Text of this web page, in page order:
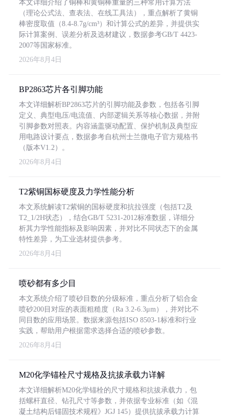
本文详细介绍了铜棒和黄铜棒重量的三种常用计算方法
（理论公式法、查表法、在线工具法），重点解析了黄铜
棒密度取值（8.4-8.7g/cm³）和计算公式的差异，并提供实
际计算案例、误差分析及选材建议，数据参考GB/T 4423-
2007等国家标准。
2026年8月4日
BP2863芯片各引脚功能
本文详细解析BP2863芯片的引脚功能及参数，包括各引脚
定义、典型电压/电流值、内部逻辑关系等核心数据，并附
引脚参数对照表。内容涵盖驱动配置、保护机制及典型应
用电路设计要点，数据参考自杭州士兰微电子官方规格书
（版本V1.2）。
2026年8月4日
T2紫铜国标硬度及力学性能分析
本文系统解读T2紫铜的国标硬度和抗拉强度（包括T2及
T2_1/2H状态），结合GB/T 5231-2012标准数据，详细分
析其力学性能指标及影响因素，并对比不同状态下的金属
特性差异，为工业选材提供参考。
2026年8月4日
喷砂都有多少目
本文系统介绍了喷砂目数的分级标准，重点分析了铝合金
喷砂200目对应的表面粗糙度（Ra 3.2-6.3μm），并对比不
同目数的应用场景。数据来源包括ISO 8503-1标准和行业
实践，帮助用户根据需求选择合适的喷砂参数。
2026年8月4日
M20化学锚栓尺寸规格及抗拔承载力详解
本文详细解析M20化学锚栓的尺寸规格和抗拔承载力，包
括螺杆直径、钻孔尺寸等参数，并依据专业标准（如《混
凝土结构后锚固技术规程》JGJ 145）提供抗拔承载力计算